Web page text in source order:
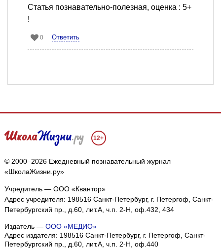
Статья познавательно-полезная, оценка : 5+
!
0 Ответить
12+
© 2000–2026 Ежедневный познавательный журнал
«ШколаЖизни.ру»
Учредитель — ООО «Квантор»
Адрес учредителя: 198516 Санкт-Петербург, г. Петергоф, Санкт-
Петербургский пр., д.60, лит.А, ч.п. 2-Н, оф.432, 434
Издатель — ООО «МЕДИО»
Адрес издателя: 198516 Санкт-Петербург, г. Петергоф, Санкт-
Петербургский пр., д.60, лит.А, ч.п. 2-Н, оф.440